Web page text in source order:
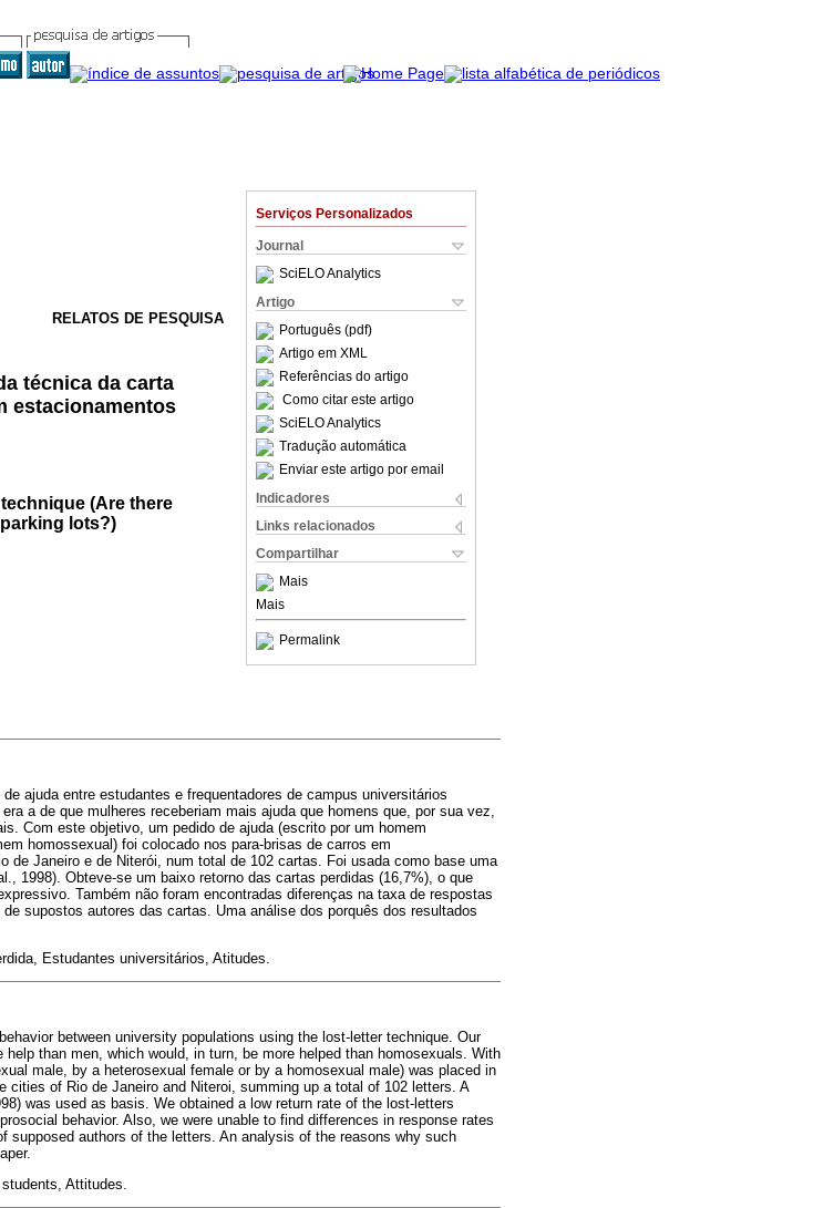
Serviços Personalizados
Journal
SciELO Analytics
Artigo
Português (pdf)
Artigo em XML
Referências do artigo
Como citar este artigo
SciELO Analytics
Tradução automática
Enviar este artigo por email
Indicadores
Links relacionados
Compartilhar
Mais
Mais
Permalink
RELATOS DE PESQUISA
técnica da carta
estacionamentos
(Are there
lots?)
ajuda entre estudantes e frequentadores de campus universitários
a de que mulheres receberiam mais ajuda que homens que, por sua vez,
Com este objetivo, um pedido de ajuda (escrito por um homem
homossexual) foi colocado nos para-brisas de carros em
de Janeiro e de Niterói, num total de 102 cartas. Foi usada como base uma
1998). Obteve-se um baixo retorno das cartas perdidas (16,7%), o que
Também não foram encontradas diferenças na taxa de respostas
supostos autores das cartas. Uma análise dos porquês dos resultados
Estudantes universitários, Atitudes.
between university populations using the lost-letter technique. Our
than men, which would, in turn, be more helped than homosexuals. With
male, by a heterosexual female or by a homosexual male) was placed in
of Rio de Janeiro and Niteroi, summing up a total of 102 letters. A
was used as basis. We obtained a low return rate of the lost-letters
behavior. Also, we were unable to find differences in response rates
supposed authors of the letters. An analysis of the reasons why such
Attitudes.